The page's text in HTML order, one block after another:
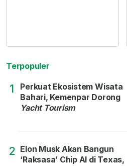
Terpopuler
1
Perkuat Ekosistem Wisata
Bahari, Kemenpar Dorong
Yacht Tourism
2 Elon Musk Akan Bangun
‘Raksasa’ Chip AI di Texas,